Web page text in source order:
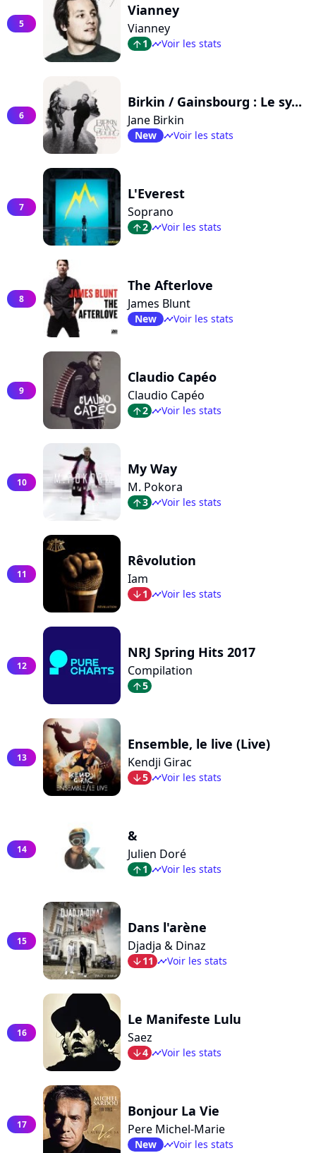
5
Vianney
Vianney
arrow_top1 timelineVoir les stats
6
Birkin / Gainsbourg : Le sy...
Jane Birkin
New timelineVoir les stats
7
L'Everest
Soprano
arrow_top2 timelineVoir les stats
8
The Afterlove
James Blunt
New timelineVoir les stats
9
Claudio Capéo
Claudio Capéo
arrow_top2 timelineVoir les stats
10
My Way
M. Pokora
arrow_top3 timelineVoir les stats
11
Rêvolution
Iam
arrow_bot1 timelineVoir les stats
12
NRJ Spring Hits 2017
Compilation
arrow_top5
13
Ensemble, le live (Live)
Kendji Girac
arrow_bot5 timelineVoir les stats
14
&
Julien Doré
arrow_top1 timelineVoir les stats
15
Dans l'arène
Djadja & Dinaz
arrow_bot11 timelineVoir les stats
16
Le Manifeste Lulu
Saez
arrow_bot4 timelineVoir les stats
17
Bonjour La Vie
Pere Michel-Marie
New timelineVoir les stats